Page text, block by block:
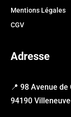
Mentions Légales
CGV
Adresse
📍 98 Avenue de
94190